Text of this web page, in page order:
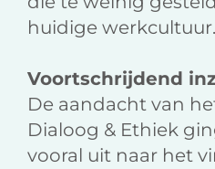
huidige werkcultuur.
Voortschrijdend
De aandacht van
Dialoog & Ethiek
vooral uit naar het